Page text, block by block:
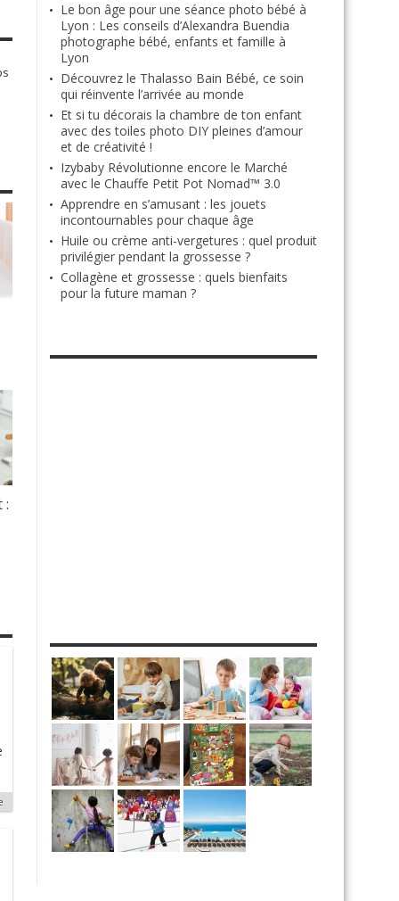
:
Le bon âge pour une séance photo bébé à
Lyon : Les conseils d’Alexandra Buendia
photographe bébé, enfants et famille à
Lyon
Découvrez le Thalasso Bain Bébé, ce soin
qui réinvente l’arrivée au monde
Et si tu décorais la chambre de ton enfant
avec des toiles photo DIY pleines d’amour
et de créativité !
Izybaby Révolutionne encore le Marché
avec le Chauffe Petit Pot Nomad™ 3.0
Apprendre en s’amusant : les jouets
incontournables pour chaque âge
Huile ou crème anti-vergetures : quel produit
privilégier pendant la grossesse ?
Collagène et grossesse : quels bienfaits
pour la future maman ?